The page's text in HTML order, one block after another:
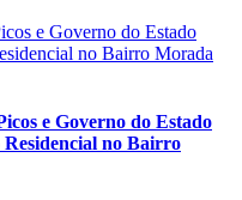
e Governo do Estado
no Bairro